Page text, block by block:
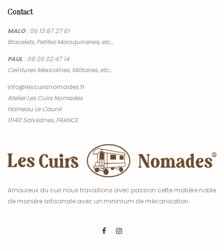
Contact
MALO:06 13 87 27 61
Bracelets, Petites Maroquineries, etc…
PAUL:06 29 02 47 14
Ceintures Mexicaines, Militaires, etc…
info@lescuirsnomades.fr
Atelier Les Cuirs Nomades
Hameau Le Caunil
11140 Salvezines, FRANCE
Amoureux du cuir nous travaillons avec passion cette matière noble
de manière artisanale avec un minimum de mécanisation.